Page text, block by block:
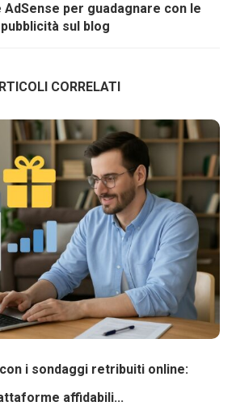
AdSense per guadagnare con le
pubblicità sul blog
CORRELATI
i sondaggi retribuiti online:
affidabili...